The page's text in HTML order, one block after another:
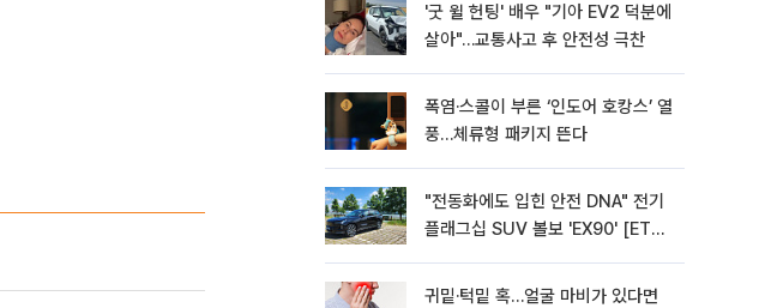
'굿 윌 헌팅' 배우 "기아 EV2 덕분에
살아"…교통사고 후 안전성 극찬
폭염·스콜이 부른 ‘인도어 호캉스’ 열
풍…체류형 패키지 뜬다
"전동화에도 입힌 안전 DNA" 전기
플래그십 SUV 볼보 'EX90' [ET의
귀밑·턱밑 혹…얼굴 마비가 있다면